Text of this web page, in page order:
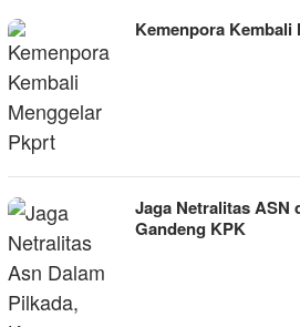
ZONANUSANTARA.COM
Kemenpora Kembali
Jaga Netralitas ASN
Gandeng KPK